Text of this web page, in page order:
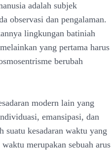
adalah subjek
observasi dan pengalaman.
lingkungan batiniah
yang pertama harus
berubah
modern lain yang
emansipasi, dan
suatu kesadaran waktu yang
merupakan sebuah arus